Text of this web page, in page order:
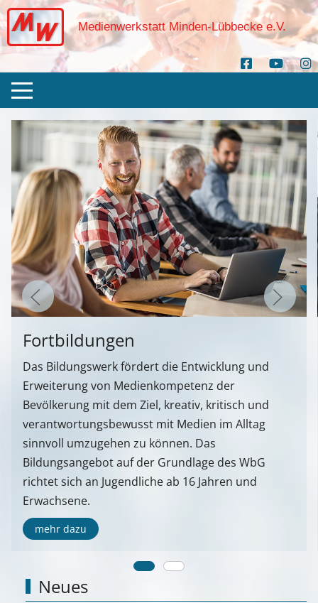
Medienwerkstatt Minden-Lübbecke e.V.
Fortbildungen
Das Bildungswerk fördert die Entwicklung und
Erweiterung von Medienkompetenz der
Bevölkerung mit dem Ziel, kreativ, kritisch und
verantwortungsbewusst mit Medien im Alltag
sinnvoll umzugehen zu können. Das
Bildungsangebot auf der Grundlage des WbG
richtet sich an Jugendliche ab 16 Jahren und
Erwachsene.
mehr dazu
Neues